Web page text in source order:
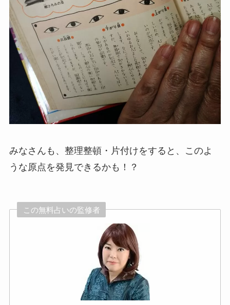
みなさんも、整理整頓・片付けをすると、このよ
うな原点を発見できるかも！？
この無料占いの監修者